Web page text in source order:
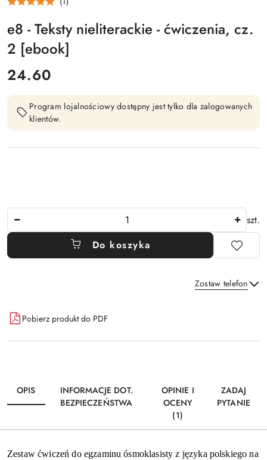
e8 - Teksty nieliterackie - ćwiczenia, cz.
2 [ebook]
cena:
24.60
Program lojalnościowy dostępny jest tylko dla zalogowanych
klientów.
szt.
Do koszyka
Zostaw telefon
Dostępność
i
dostawa
Pobierz produkt do PDF
OPIS
INFORMACJE DOT.
BEZPIECZEŃSTWA
OPINIE I
OCENY
(1)
ZADAJ
PYTANIE
Zestaw ćwiczeń do egzaminu ósmoklasisty z języka polskiego na